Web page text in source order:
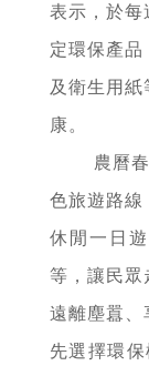
表示，於每
定環保產
及衛生用
康。
農曆
色旅遊路線
休閒一日
等，讓民眾
遠離塵囂、
先選擇環